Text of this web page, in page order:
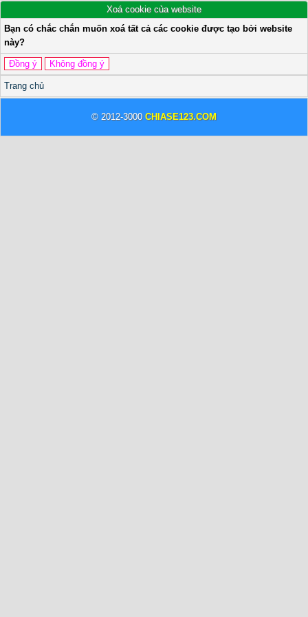
Xoá cookie của website
Bạn có chắc chắn muốn xoá tất cả các cookie được tạo bởi website
này?
Trang chủ
© 2012-3000 CHIASE123.COM